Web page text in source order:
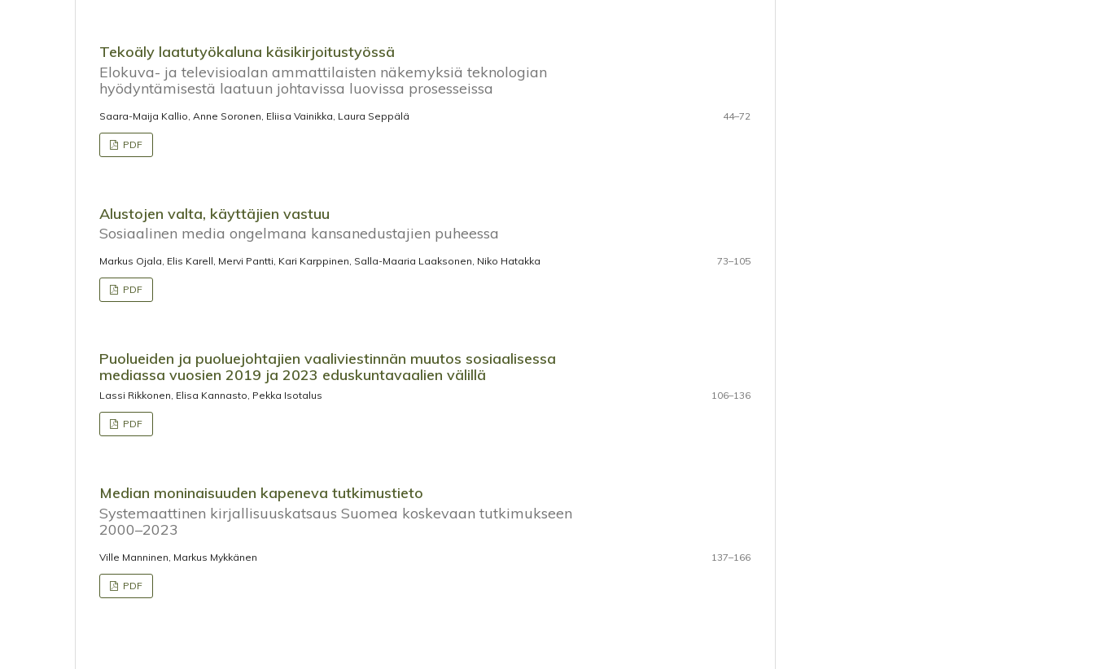
Tekoäly laatutyökaluna käsikirjoitustyössä
Elokuva- ja televisioalan ammattilaisten näkemyksiä teknologian
hyödyntämisestä laatuun johtavissa luovissa prosesseissa
Saara-Maija Kallio, Anne Soronen, Eliisa Vainikka, Laura Seppälä 44–72
PDF
Alustojen valta, käyttäjien vastuu
Sosiaalinen media ongelmana kansanedustajien puheessa
Markus Ojala, Elis Karell, Mervi Pantti, Kari Karppinen, Salla-Maaria Laaksonen, Niko Hatakka 73–105
PDF
Puolueiden ja puoluejohtajien vaaliviestinnän muutos sosiaalisessa
mediassa vuosien 2019 ja 2023 eduskuntavaalien välillä
Lassi Rikkonen, Elisa Kannasto, Pekka Isotalus 106–136
PDF
Median moninaisuuden kapeneva tutkimustieto
Systemaattinen kirjallisuuskatsaus Suomea koskevaan tutkimukseen
2000–2023
Ville Manninen, Markus Mykkänen 137–166
PDF